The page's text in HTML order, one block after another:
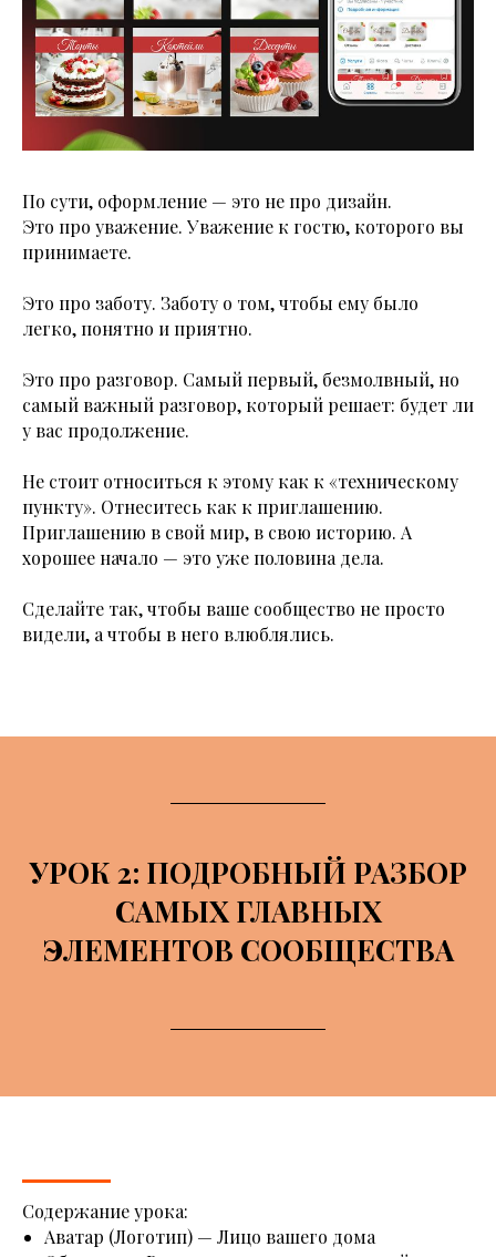
По сути, оформление — это не про дизайн.
Это про уважение. Уважение к гостю, которого вы
принимаете.
Это про заботу. Заботу о том, чтобы ему было
легко, понятно и приятно.
Это про разговор. Самый первый, безмолвный, но
самый важный разговор, который решает: будет ли
у вас продолжение.
Не стоит относиться к этому как к «техническому
пункту». Отнеситесь как к приглашению.
Приглашению в свой мир, в свою историю. А
хорошее начало — это уже половина дела.
Сделайте так, чтобы ваше сообщество не просто
видели, а чтобы в него влюблялись.
УРОК 2: ПОДРОБНЫЙ РАЗБОР
САМЫХ ГЛАВНЫХ
ЭЛЕМЕНТОВ СООБЩЕСТВА
Содержание урока:
Аватар (Логотип) — Лицо вашего дома